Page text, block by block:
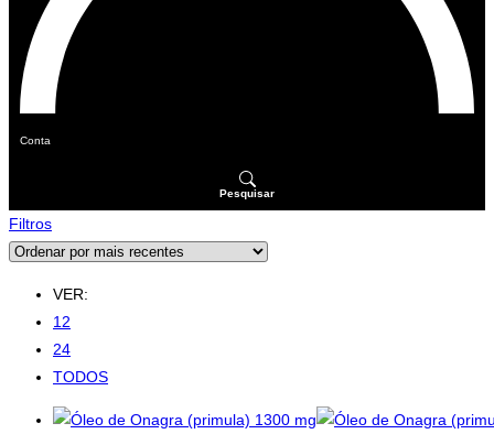
Conta
Pesquisar
Filtros
VER:
12
24
TODOS